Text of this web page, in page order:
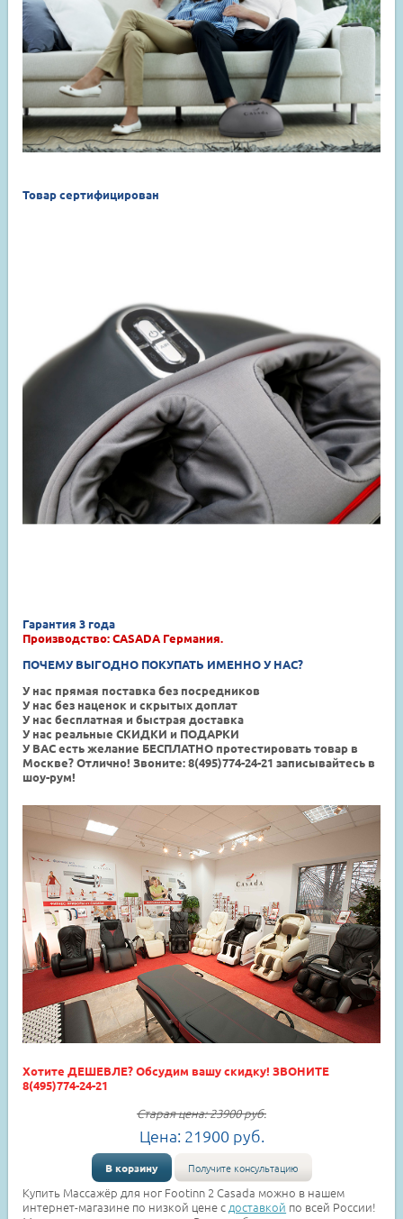
Товар сертифицирован
Гарантия 3 года
Производство: CASADA Германия.
ПОЧЕМУ ВЫГОДНО ПОКУПАТЬ ИМЕННО У НАС?
У нас прямая поставка без посредников
У нас без наценок и скрытых доплат
У нас бесплатная и быстрая доставка
У нас реальные СКИДКИ и ПОДАРКИ
У ВАС есть желание БЕСПЛАТНО протестировать товар в
Москве? Отлично! Звоните: 8(495)774-24-21 записывайтесь в
шоу-рум!
Хотите ДЕШЕВЛЕ? Обсудим вашу скидку! ЗВОНИТЕ
8(495)774-24-21
Старая цена:23900руб.
Цена: 21900 руб.
В корзину Получите консультацию
Купить Массажёр для ног Footinn 2 Casada можно в нашем
интернет-магазине по низкой цене сдоставкой по всей России!